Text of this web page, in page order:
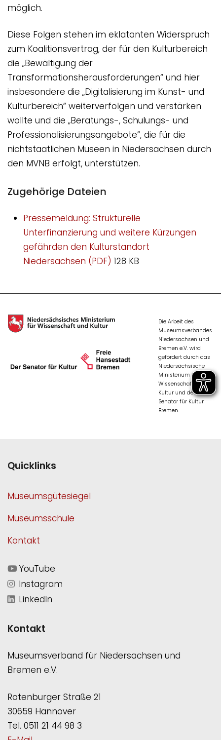
möglich.
Diese Folgen stehen im eklatanten Widerspruch
zum Koalitionsvertrag, der für den Kulturbereich
die „Bewältigung der
Transformationsherausforderungen“ und hier
insbesondere die „Digitalisierung im Kunst- und
Kulturbereich“ weiterverfolgen und verstärken
wollte und die „Beratungs-, Schulungs- und
Professionalisierungsangebote“, die für die
nichtstaatlichen Museen in Niedersachsen durch
den MVNB erfolgt, unterstützen.
Zugehörige Dateien
Pressemeldung: Strukturelle
Unterfinanzierung und weitere Kürzungen
gefährden den Kulturstandort
Niedersachsen (PDF) 128 KB
Die Arbeit des
Museumsverbandes
Niedersachsen und
Bremen e.V. wird
gefördert durch das
Niedersächsische
Ministerium für
Wissenschaft und
Kultur und den
Senator für Kultur
Bremen.
Quicklinks
Museumsgütesiegel
Museumsschule
Kontakt
YouTube
Instagram
LinkedIn
Kontakt
Museumsverband für Niedersachsen und
Bremen e.V.
Rotenburger Straße 21
30659 Hannover
Tel. 0511 21 44 98 3